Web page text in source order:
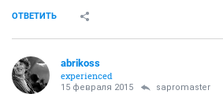
ОТВЕТИТЬ
abrikoss
experienced
15 февраля 2015 sapromaster